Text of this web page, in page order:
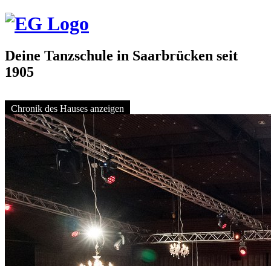
Deine Tanzschule in Saarbrücken seit
1905
Chronik des Hauses anzeigen